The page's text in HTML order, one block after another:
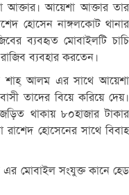
আক্তার। আয়েশা আক্তার তার
হোসেন নাঙ্গলকোট থানার
ব্যবহৃত মোবাইলটি চাচি
রাজিব ব্যবহার করতেন।
শাহ্‌ আলম এর সাথে আয়েশা
তাদের বিয়ে করিয়ে দেয়।
জড়িত থাকায় ৮০হাজার টাকার
রাশেদ হোসেনের সাথে বিবাহ
এর মোবাইল সংযুক্ত কানে হেড